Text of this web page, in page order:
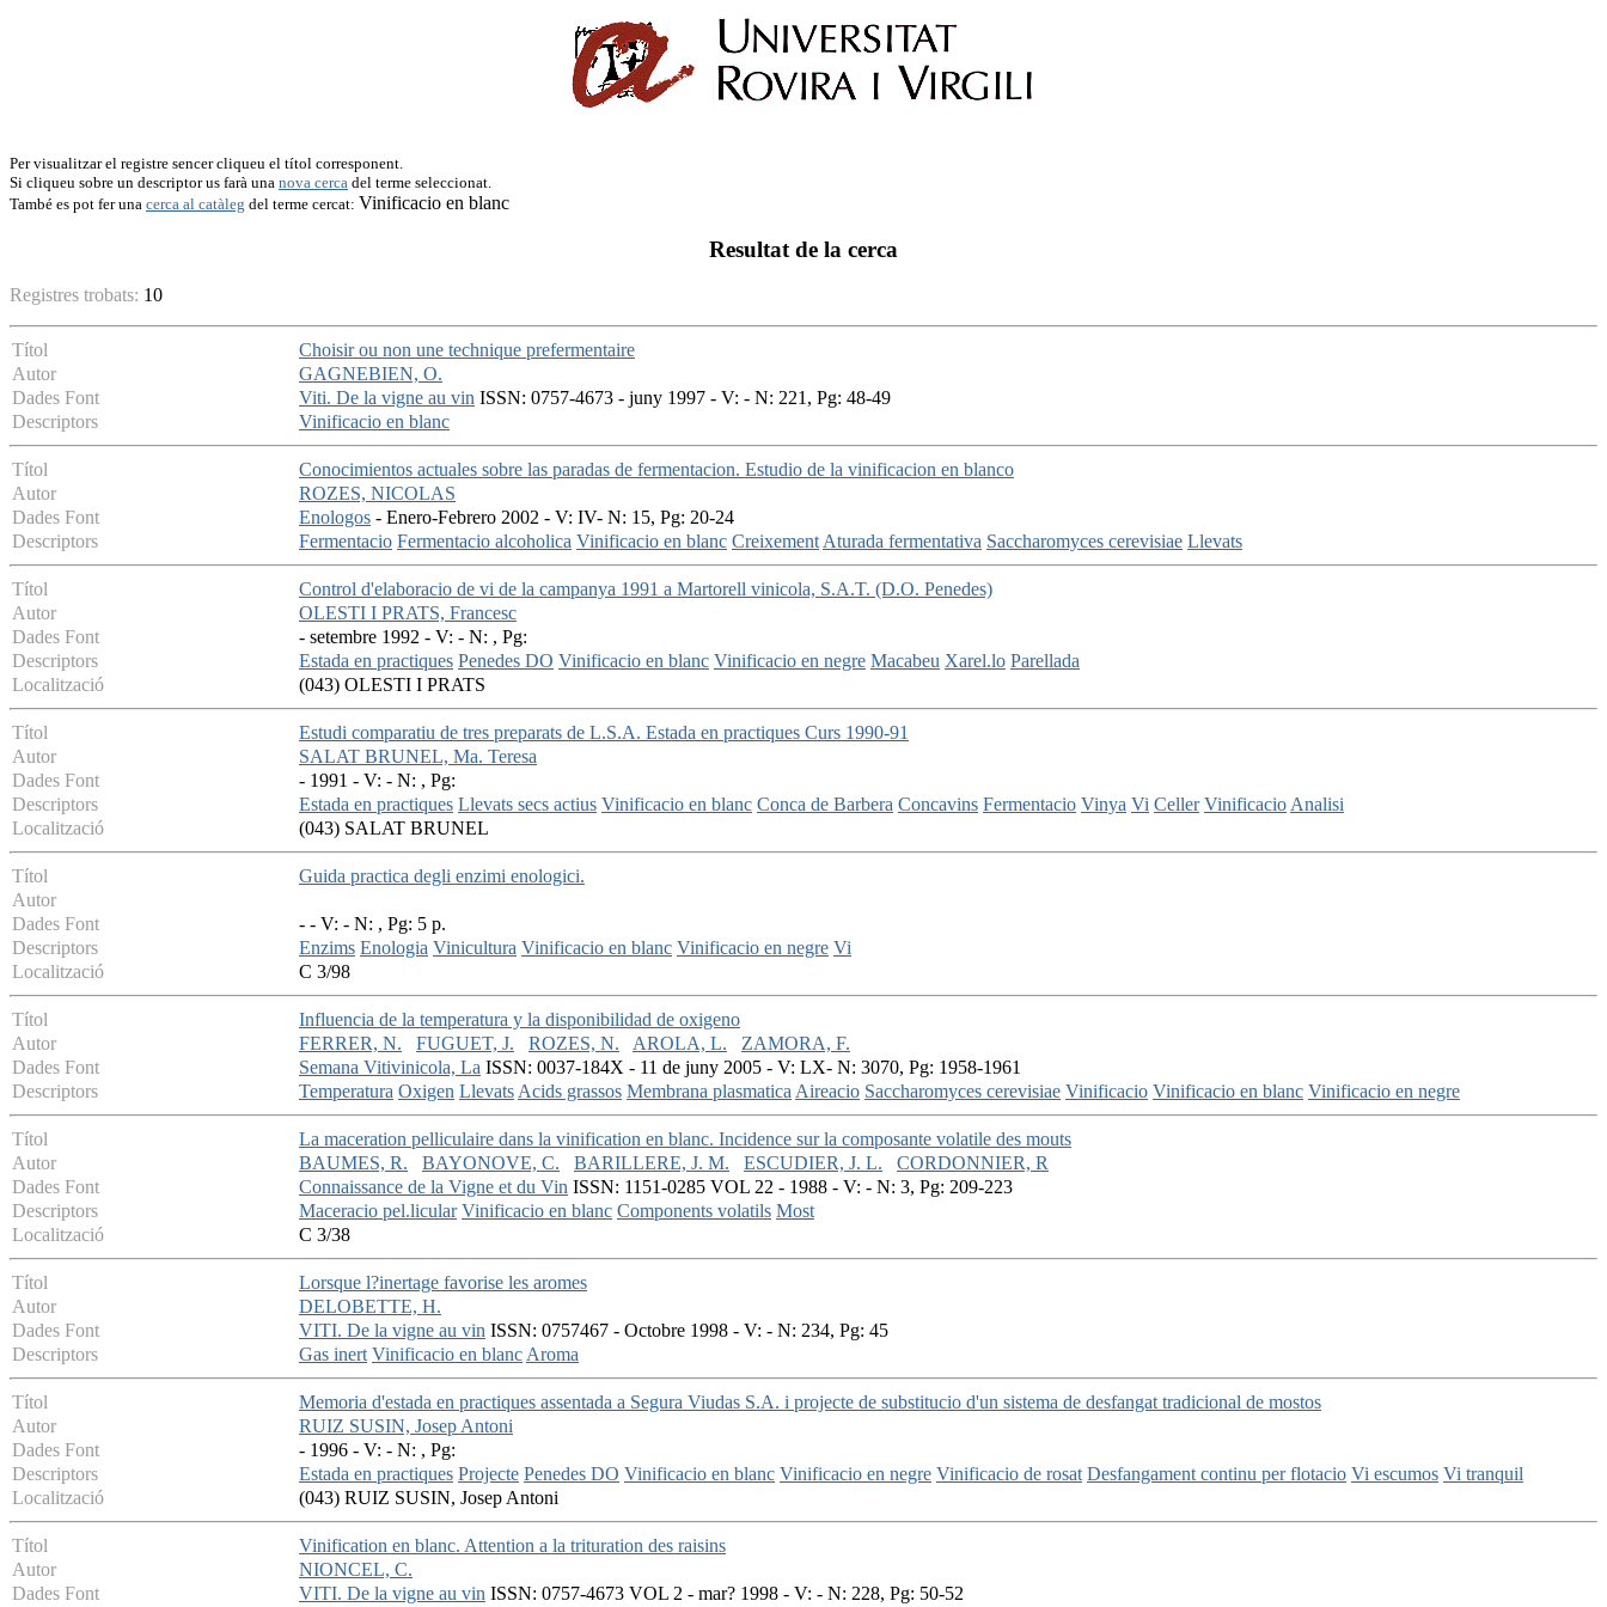
Per visualitzar el registre sencer cliqueu el títol corresponent.
Si cliqueu sobre un descriptor us farà una nova cerca del terme seleccionat.
També es pot fer una cerca al catàleg del terme cercat: Vinificacio en blanc
Resultat de la cerca
Registres trobats: 10
Títol
Choisir ou non une technique prefermentaire
Autor
GAGNEBIEN, O.
Dades Font
Viti. De la vigne au vin ISSN: 0757-4673 - juny 1997 - V: - N: 221, Pg: 48-49
Descriptors
Vinificacio en blanc
Títol
Conocimientos actuales sobre las paradas de fermentacion. Estudio de la vinificacion en blanco
Autor
ROZES, NICOLAS
Dades Font
Enologos - Enero-Febrero 2002 - V: IV- N: 15, Pg: 20-24
Descriptors
Fermentacio Fermentacio alcoholica Vinificacio en blanc CreixementAturada fermentativa Saccharomyces cerevisiae Llevats
Títol
Control d'elaboracio de vi de la campanya 1991 a Martorell vinicola, S.A.T. (D.O. Penedes)
Autor
OLESTI I PRATS, Francesc
Dades Font
- setembre 1992 - V: - N: , Pg:
Descriptors
Estada en practiques Penedes DO Vinificacio en blanc Vinificacio en negre Macabeu Xarel.lo Parellada
Localització
(043) OLESTI I PRATS
Títol
Estudi comparatiu de tres preparats de L.S.A. Estada en practiques Curs 1990-91
Autor
SALAT BRUNEL, Ma. Teresa
Dades Font
- 1991 - V: - N: , Pg:
Descriptors
Estada en practiques Llevats secs actius Vinificacio en blanc Conca de Barbera Concavins Fermentacio Vinya Vi Celler VinificacioAnalisi
Localització
(043) SALAT BRUNEL
Títol
Guida practica degli enzimi enologici.
Autor
Dades Font
- - V: - N: , Pg: 5 p.
Descriptors
Enzims Enologia Vinicultura Vinificacio en blanc Vinificacio en negre Vi
Localització
C 3/98
Títol
Influencia de la temperatura y la disponibilidad de oxigeno
Autor
FERRER, N. FUGUET, J. ROZES, N. AROLA, L.
ZAMORA, F.
Dades Font
Semana Vitivinicola, La ISSN: 0037-184X - 11 de juny 2005 - V: LX- N: 3070, Pg: 1958-1961
Descriptors
Temperatura Oxigen LlevatsAcids grassos Membrana plasmaticaAireacio Saccharomyces cerevisiae Vinificacio Vinificacio en blanc Vinificacio en negre
Títol
La maceration pelliculaire dans la vinification en blanc. Incidence sur la composante volatile des mouts
Autor
BAUMES, R. BAYONOVE, C. BARILLERE, J. M. ESCUDIER, J. L.
CORDONNIER, R
Dades Font
Connaissance de la Vigne et du Vin ISSN: 1151-0285 VOL 22 - 1988 - V: - N: 3, Pg: 209-223
Descriptors
Maceracio pel.licular Vinificacio en blanc Components volatils Most
Localització
C 3/38
Títol
Lorsque l?inertage favorise les aromes
Autor
DELOBETTE, H.
Dades Font
VITI. De la vigne au vin ISSN: 0757467 - Octobre 1998 - V: - N: 234, Pg: 45
Descriptors
Gas inert Vinificacio en blancAroma
Títol
Memoria d'estada en practiques assentada a Segura Viudas S.A. i projecte de substitucio d'un sistema de desfangat tradicional de mostos
Autor
RUIZ SUSIN, Josep Antoni
Dades Font
- 1996 - V: - N: , Pg:
Descriptors
Estada en practiques Projecte Penedes DO Vinificacio en blanc Vinificacio en negre Vinificacio de rosat Desfangament continu per flotacio Vi escumos Vi tranquil
Localització
(043) RUIZ SUSIN, Josep Antoni
Títol
Vinification en blanc. Attention a la trituration des raisins
Autor
NIONCEL, C.
Dades Font
VITI. De la vigne au vin ISSN: 0757-4673 VOL 2 - mar? 1998 - V: - N: 228, Pg: 50-52